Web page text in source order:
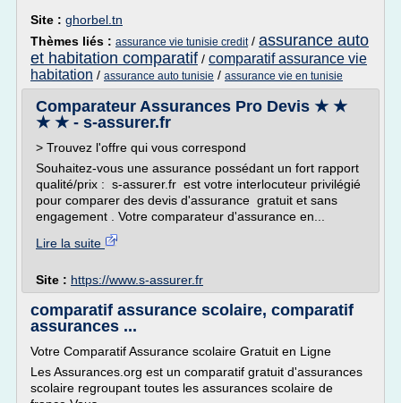
Site : ghorbel.tn
Thèmes liés : assurance vie tunisie credit/ assurance auto
et habitation comparatif / comparatif assurance vie
habitation / assurance auto tunisie / assurance vie en tunisie
Comparateur Assurances Pro Devis ★ ★
★ ★ - s-assurer.fr
> Trouvez l'offre qui vous correspond
Souhaitez-vous une assurance possédant un fort rapport
qualité/prix : s-assurer.fr est votre interlocuteur privilégié
pour comparer des devis d'assurance gratuit et sans
engagement . Votre comparateur d'assurance en...
Lire la suite
Site : https://www.s-assurer.fr
comparatif assurance scolaire, comparatif
assurances ...
Votre Comparatif Assurance scolaire Gratuit en Ligne
Les Assurances.org est un comparatif gratuit d'assurances
scolaire regroupant toutes les assurances scolaire de